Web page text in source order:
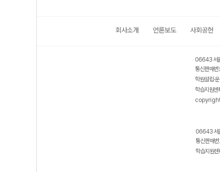
회사소개 언론보도 사회공헌
06643 서
통신판매
학원설립·
학습지원
06643 서
통신판매
학습지원